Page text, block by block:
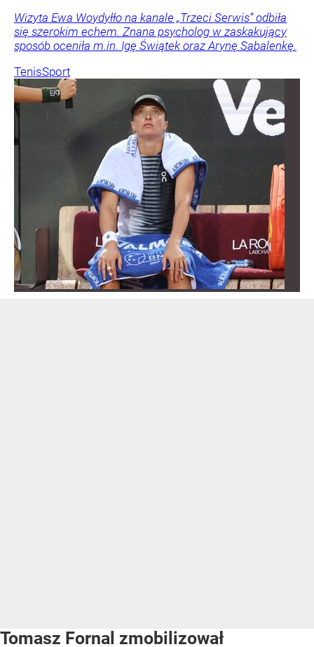
Wizyta Ewa Woydyłło na kanale „Trzeci Serwis” odbiła
się szerokim echem. Znana psycholog w zaskakujący
sposób oceniła m.in. Igę Świątek oraz Arynę Sabalenkę.
TenisSport
Tomasz Fornal zmobilizował